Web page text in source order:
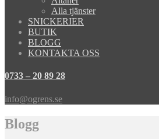
Alla tjänster
SNICKERIER
BUTIK
BLOGG
KONTAKTA OSS
0733 – 20 89 28
info@ogrens.se
Blogg